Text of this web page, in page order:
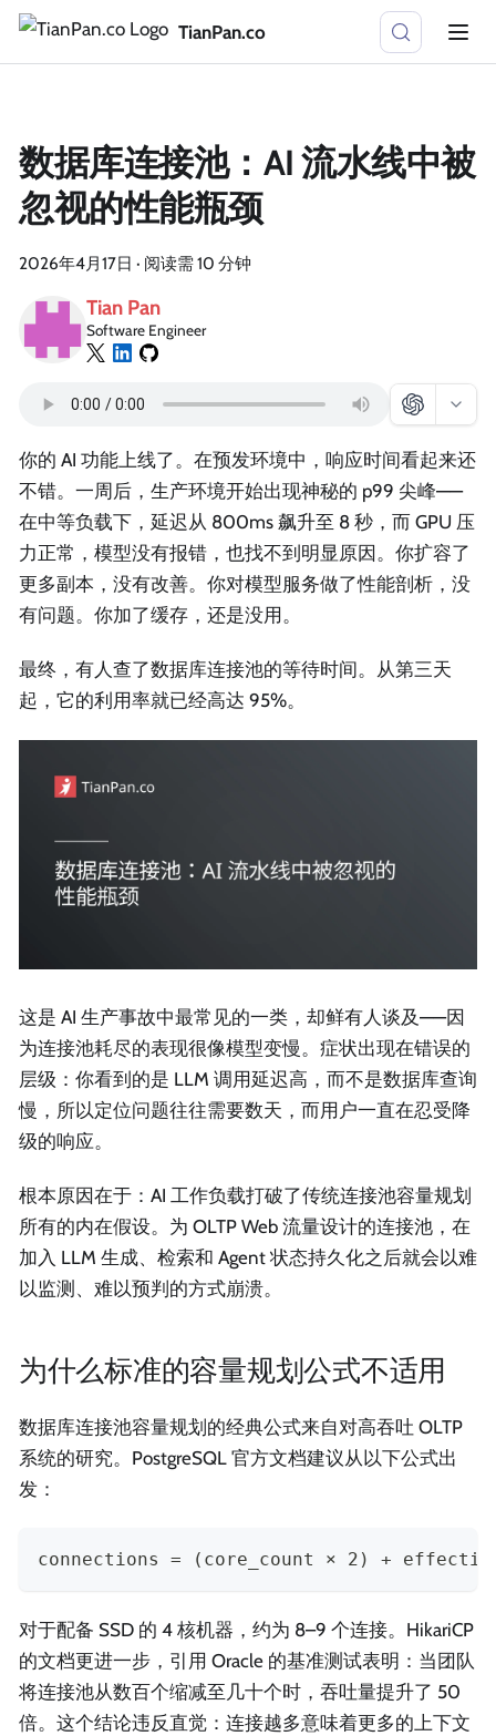
TianPan.co
数据库连接池：AI 流水线中被
忽视的性能瓶颈
2026年4月17日 · 阅读需 10 分钟
Tian Pan
Software Engineer
你的 AI 功能上线了。在预发环境中，响应时间看起来还
不错。一周后，生产环境开始出现神秘的 p99 尖峰——
在中等负载下，延迟从 800ms 飙升至 8 秒，而 GPU 压
力正常，模型没有报错，也找不到明显原因。你扩容了
更多副本，没有改善。你对模型服务做了性能剖析，没
有问题。你加了缓存，还是没用。
最终，有人查了数据库连接池的等待时间。从第三天
起，它的利用率就已经高达 95%。
这是 AI 生产事故中最常见的一类，却鲜有人谈及——因
为连接池耗尽的表现很像模型变慢。症状出现在错误的
层级：你看到的是 LLM 调用延迟高，而不是数据库查询
慢，所以定位问题往往需要数天，而用户一直在忍受降
级的响应。
根本原因在于：AI 工作负载打破了传统连接池容量规划
所有的内在假设。为 OLTP Web 流量设计的连接池，在
加入 LLM 生成、检索和 Agent 状态持久化之后就会以难
以监测、难以预判的方式崩溃。
为什么标准的容量规划公式不适用
数据库连接池容量规划的经典公式来自对高吞吐 OLTP
系统的研究。PostgreSQL 官方文档建议从以下公式出
发：
connections = (core_count × 2) +
对于配备 SSD 的 4 核机器，约为 8–9 个连接。HikariCP
的文档更进一步，引用 Oracle 的基准测试表明：当团队
将连接池从数百个缩减至几十个时，吞吐量提升了 50
倍。这个结论违反直觉：连接越多意味着更多的上下文